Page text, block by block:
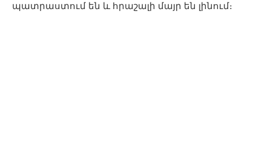
պատրաստում են և հրաշալի մայր են լինում։